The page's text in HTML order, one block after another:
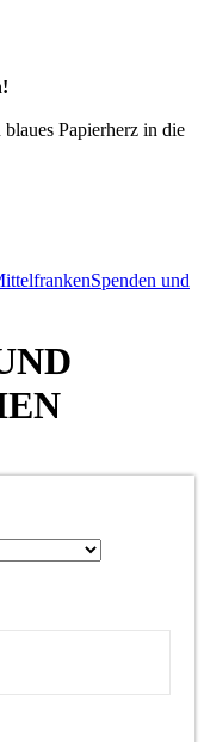
Spenden und